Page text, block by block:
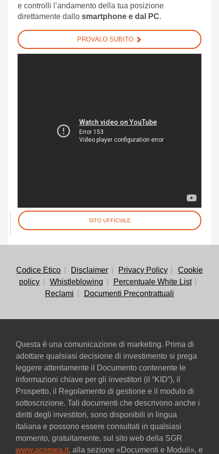
e controlli l’andamento della tua posizione
direttamente dallo smartphone e dal PC.
PROVALO SUBITO
SITO UFFICIALE
Codice Etico Disclaimer Privacy Policy
Cookie
policy
Whistleblowing
Percentuale White List
Reclami
Documenti Precontrattuali
Questa è una comunicazione di marketing. Prima di
adottare qualsiasi decisione di investimento si prega
leggere attentamente il Documento contenente le
informazioni chiave per gli investitori (il “KID”), il
Prospetto, il Regolamento di gestione e il modulo di
sottoscrizione. Tali documenti che descrivono anche i
diritti degli investitori, sono disponibili in lingua
italiana e possono essere consultati in qualsiasi
momento, gratuitamente, sul sito web della SGR
www.acomea.it, alla sezione «Documenti e Moduli», e